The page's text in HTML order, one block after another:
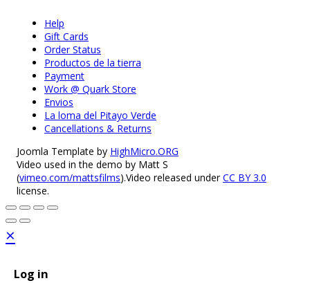
Help
Gift Cards
Order Status
Productos de la tierra
Payment
Work @ Quark Store
Envios
La loma del Pitayo Verde
Cancellations & Returns
Joomla Template by HighMicro.ORG
Video used in the demo by Matt S
(vimeo.com/mattsfilms).Video released underCC BY 3.0
license.
×
Log in